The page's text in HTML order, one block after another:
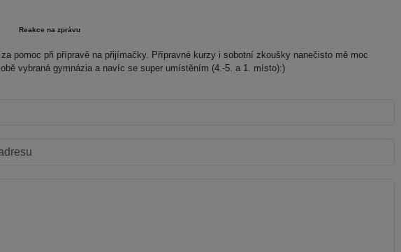
Reakce na zprávu
pomoc při přípravě na přijímačky. Přípravné kurzy i sobotní zkoušky nanečisto mě moc
vybraná gymnázia a navíc se super umístěním (4.-5. a 1. místo):)